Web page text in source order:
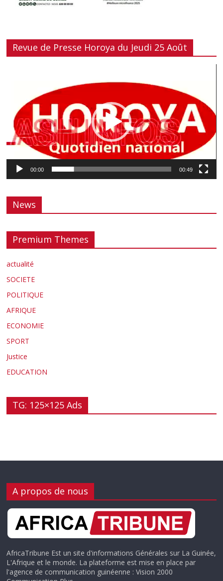
Revue de Presse Horoya du Jeudi 25 Août
00:00 00:49
News
Premium Themes
actualité
SOCIETE
POLITIQUE
AFRIQUE
ECONOMIE
SPORT
Justice
EDUCATION
TG: 125×125 Ads
A propos de nous
AfricaTribune Est un site d'informations Générales sur La Guinée,
L'Afrique et le monde. La plateforme est mise en place par
l'agence de communication guinéenne : Vision 2000